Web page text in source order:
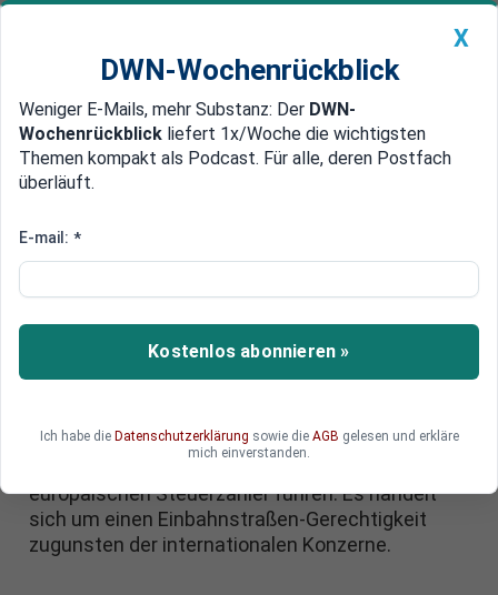
Newsticker MEIN DWN: Geldanlage Premium
Edelmetalle DWN-Magazin China
Mehr Risiken, weniger Chancen
TTIP wird Klage-Welle gegen
Staaten in Europa auslösen
Staaten erkennen Risiken immer erst, wenn sie
Einschätzung von Pia Eberhardt von Corporate
europäischen Steuerzahler führen. Es handelt
sich um einen Einbahnstraßen-Gerechtigkeit
zugunsten der internationalen Konzerne.
X
DWN-Wochenrückblick
Weniger E-Mails, mehr Substanz: Der DWN-
Wochenrückblick liefert 1x/Woche die wichtigsten
Themen kompakt als Podcast. Für alle, deren Postfach
überläuft.
E-mail: *
Kostenlos abonnieren »
Ich habe die Datenschutzerklärung sowie die AGB gelesen und erkläre
mich einverstanden.